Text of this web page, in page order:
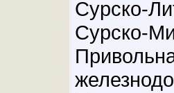
Сурско-
Сурско-